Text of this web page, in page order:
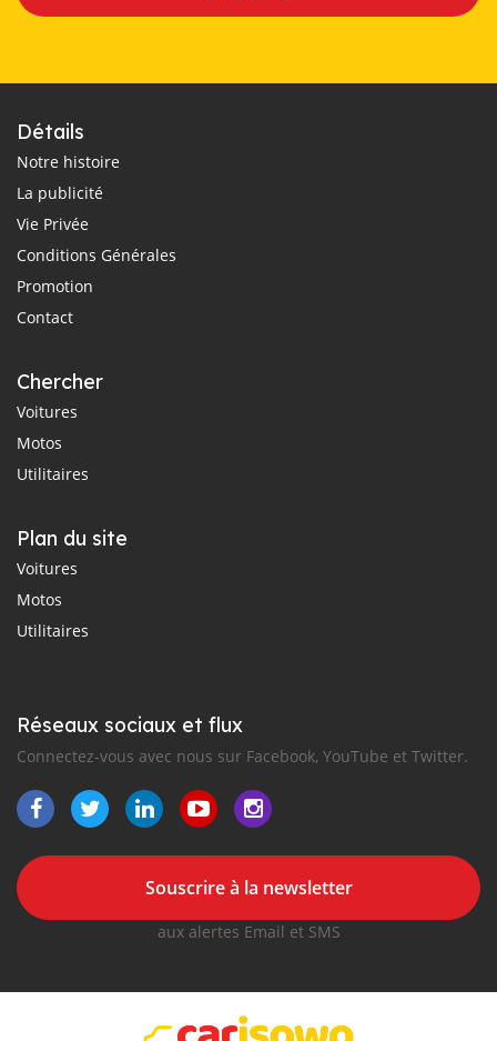
Détails
Notre histoire
La publicité
Vie Privée
Conditions Générales
Promotion
Contact
Chercher
Voitures
Motos
Utilitaires
Plan du site
Voitures
Motos
Utilitaires
Réseaux sociaux et flux
Connectez-vous avec nous sur Facebook, YouTube et Twitter.
Souscrire à la newsletter
aux alertes Email et SMS